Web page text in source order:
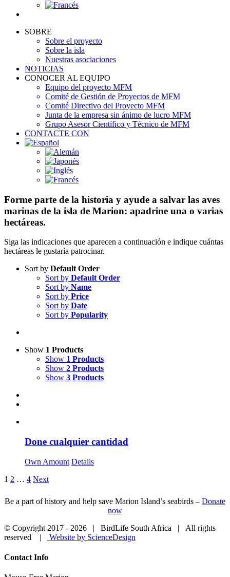
SOBRE
Sobre el proyecto
Sobre la isla
Nuestras asociaciones
NOTICIAS
CONOCER AL EQUIPO
Equipo del proyecto MFM
Comité de Gestión de Proyectos de MFM
Comité Directivo del Proyecto MFM
Junta de la empresa sin ánimo de lucro MFM
Grupo Asesor Científico y Técnico de MFM
CONTACTE CON
Forme parte de la historia y ayude a salvar las aves
marinas de la isla de Marion: apadrine una o varias
hectáreas.
Siga las indicaciones que aparecen a continuación e indique cuántas
hectáreas le gustaría patrocinar.
Sort by Default Order
Sort by Default Order
Sort by Name
Sort by Price
Sort by Date
Sort by Popularity
Show 1 Products
Show 1 Products
Show 2 Products
Show 3 Products
Done cualquier cantidad
Own Amount Details
1 2 … 4 Next
Be a part of history and help save Marion Island’s seabirds – Donate
now
© Copyright 2017 - 2026 | BirdLife South Africa | All rights
reserved |
Website by ScienceDesign
Close
Contact Info